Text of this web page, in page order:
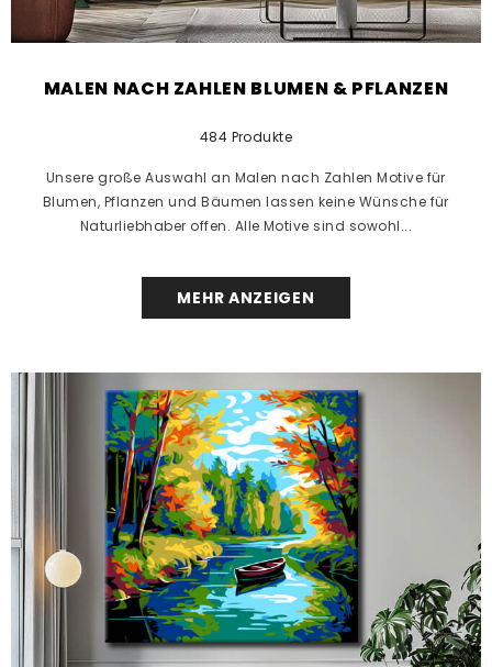
MALEN NACH ZAHLEN BLUMEN & PFLANZEN
484 Produkte
Unsere große Auswahl an Malen nach Zahlen Motive für
Blumen, Pflanzen und Bäumen lassen keine Wünsche für
Naturliebhaber offen. Alle Motive sind sowohl...
MEHR ANZEIGEN